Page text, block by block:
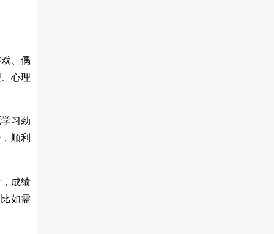
、偶
心理
习劲
，顺利
成绩
如需